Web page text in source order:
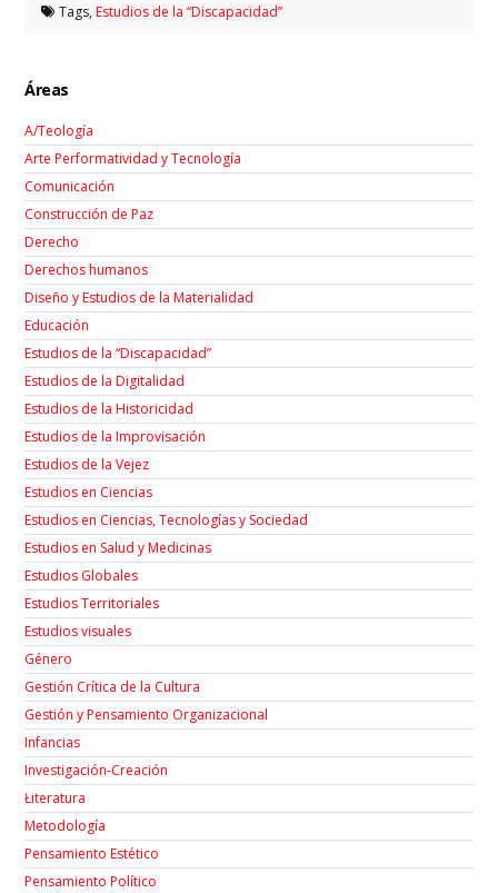
Tags,Estudios de la “Discapacidad”
Áreas
A/Teología
Arte Performatividad y Tecnología
Comunicación
Construcción de Paz
Derecho
Derechos humanos
Diseño y Estudios de la Materialidad
Educación
Estudios de la “Discapacidad”
Estudios de la Digitalidad
Estudios de la Historicidad
Estudios de la Improvisación
Estudios de la Vejez
Estudios en Ciencias
Estudios en Ciencias, Tecnologías y Sociedad
Estudios en Salud y Medicinas
Estudios Globales
Estudios Territoriales
Estudios visuales
Género
Gestión Crítica de la Cultura
Gestión y Pensamiento Organizacional
Infancias
Investigación-Creación
Łiteratura
Metodología
Pensamiento Estético
Pensamiento Político